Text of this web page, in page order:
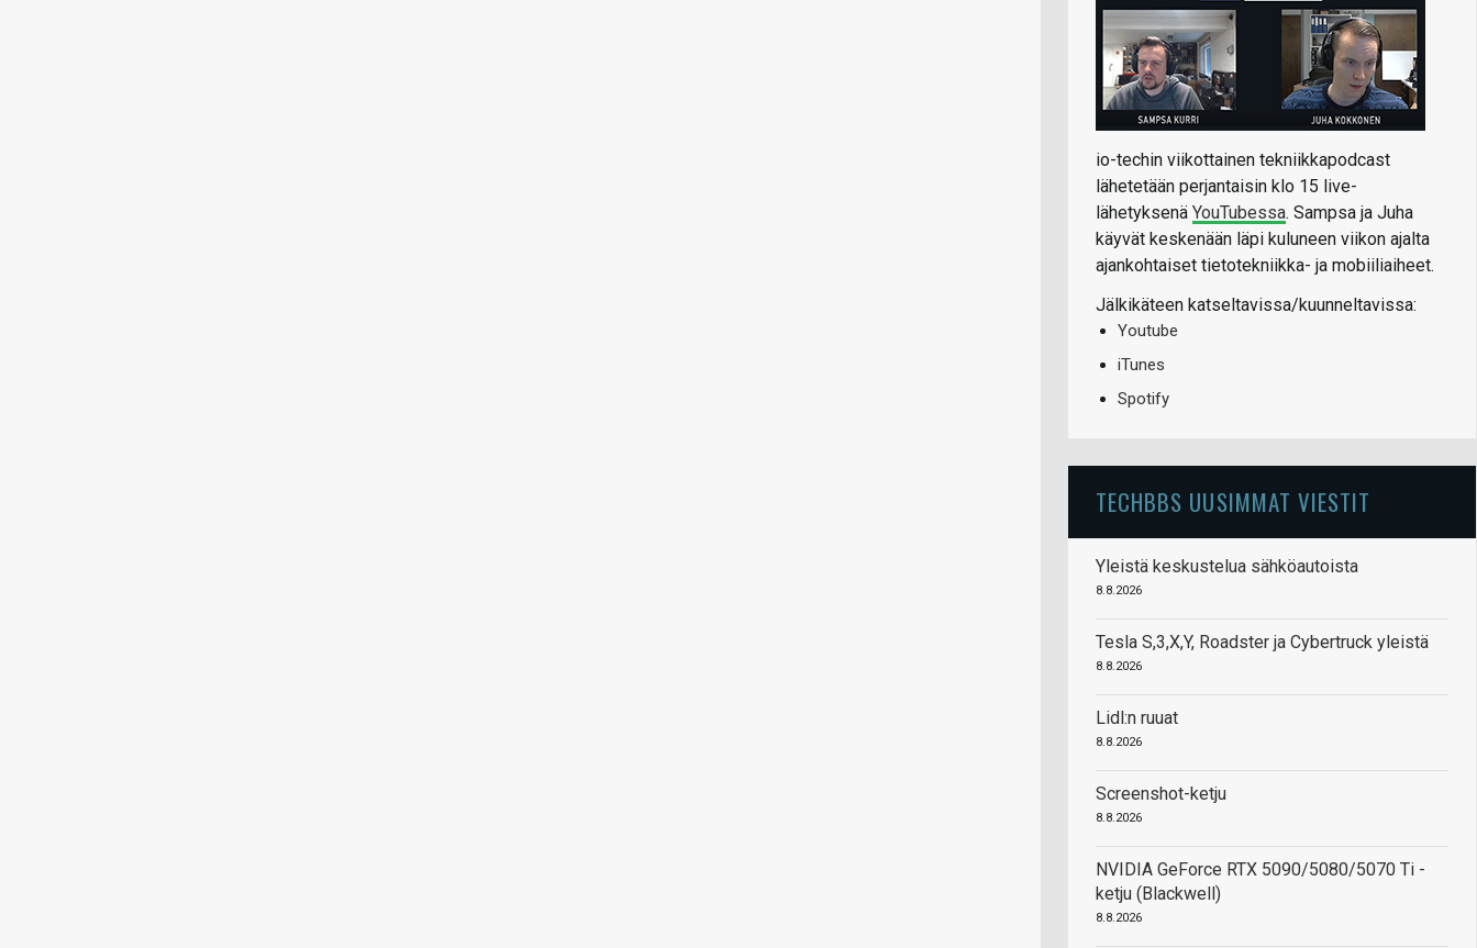
io-techin viikottainen tekniikkapodcast
lähetetään perjantaisin klo 15 live-
lähetyksenä YouTubessa. Sampsa ja Juha
käyvät keskenään läpi kuluneen viikon ajalta
ajankohtaiset tietotekniikka- ja mobiiliaiheet.
Jälkikäteen katseltavissa/kuunneltavissa:
Youtube
iTunes
Spotify
TECHBBS UUSIMMAT VIESTIT
Yleistä keskustelua sähköautoista
8.8.2026
Tesla S,3,X,Y, Roadster ja Cybertruck yleistä
8.8.2026
Lidl:n ruuat
8.8.2026
Screenshot-ketju
8.8.2026
NVIDIA GeForce RTX 5090/5080/5070 Ti -
ketju (Blackwell)
8.8.2026